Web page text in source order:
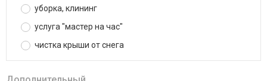
уборка, клининг
услуга "мастер на час"
чистка крыши от снега